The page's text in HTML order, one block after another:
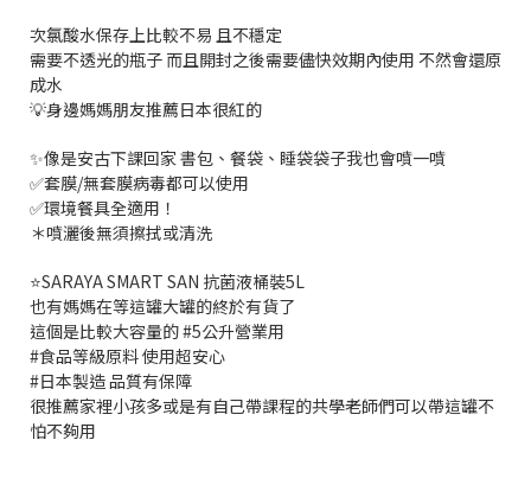
次氯酸水保存上比較不易 且不穩定
需要不透光的瓶子 而且開封之後需要儘快效期內使用 不然會還原
成水
💡身邊媽媽朋友推薦日本很紅的
✨像是安古下課回家 書包、餐袋、睡袋袋子我也會噴一噴
✅套膜/無套膜病毒都可以使用
✅環境餐具全適用！
＊噴灑後無須擦拭或清洗
⭐️SARAYA SMART SAN 抗菌液桶裝5L
也有媽媽在等這罐大罐的終於有貨了
這個是比較大容量的 #5公升營業用
#食品等級原料 使用超安心
#日本製造 品質有保障
很推薦家裡小孩多或是有自己帶課程的共學老師們可以帶這罐不
怕不夠用